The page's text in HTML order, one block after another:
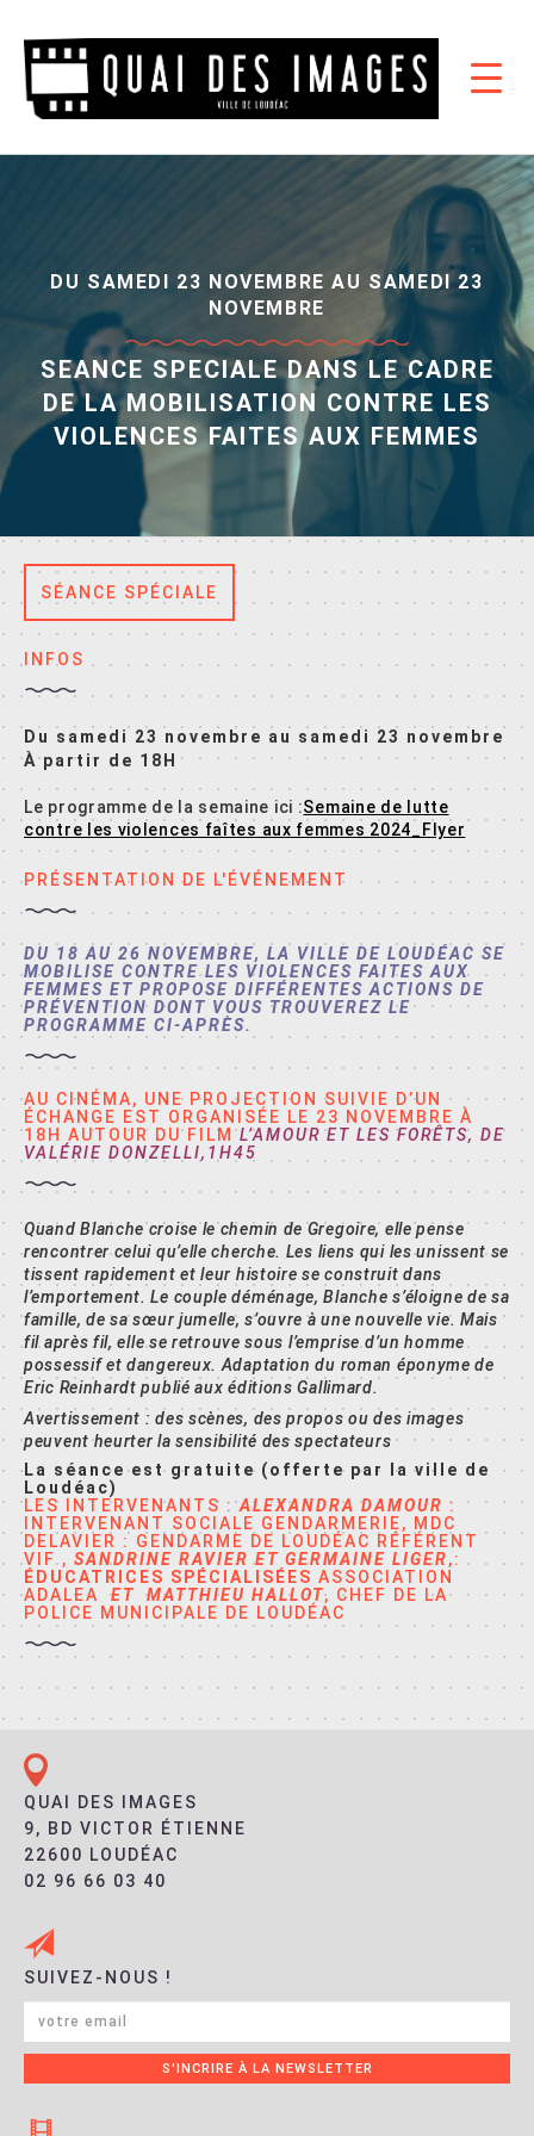
DU SAMEDI 23 NOVEMBRE AU SAMEDI 23
NOVEMBRE
SEANCE SPECIALE DANS LE CADRE
DE LA MOBILISATION CONTRE LES
VIOLENCES FAITES AUX FEMMES
SÉANCE SPÉCIALE
INFOS
Du samedi 23 novembre au samedi 23 novembre
À partir de 18H
Le programme de la semaine ici :Semaine de lutte
contre les violences faîtes aux femmes 2024_Flyer
PRÉSENTATION DE L'ÉVÉNEMENT
DU 18 AU 26 NOVEMBRE, LA VILLE DE LOUDÉAC SE
MOBILISE CONTRE LES VIOLENCES FAITES AUX
FEMMES ET PROPOSE DIFFÉRENTES ACTIONS DE
PRÉVENTION DONT VOUS TROUVEREZ LE
PROGRAMME CI-APRÈS.
AU CINÉMA, UNE PROJECTION SUIVIE D’UN
ÉCHANGE EST ORGANISÉE LE 23 NOVEMBRE À
18H AUTOUR DU FILM L’AMOUR ET LES FORÊTS, DE
VALÉRIE DONZELLI,1H45
Quand Blanche croise le chemin de Gregoire, elle pense
rencontrer celui qu’elle cherche. Les liens qui les unissent se
tissent rapidement et leur histoire se construit dans
l’emportement. Le couple déménage, Blanche s’éloigne de sa
famille, de sa sœur jumelle, s’ouvre à une nouvelle vie. Mais
fil après fil, elle se retrouve sous l’emprise d’un homme
possessif et dangereux. Adaptation du roman éponyme de
Eric Reinhardt publié aux éditions Gallimard.
Avertissement : des scènes, des propos ou des images
peuvent heurter la sensibilité des spectateurs
La séance est gratuite (offerte par la ville de
Loudéac)
LES INTERVENANTS :ALEXANDRA DAMOUR :
INTERVENANT SOCIALE GENDARMERIE, MDC
DELAVIER : GENDARME DE LOUDÉAC RÉFÉRENT
VIF , SANDRINE RAVIER ET GERMAINE LIGER,:
ÉDUCATRICES SPÉCIALISÉES ASSOCIATION
ADALEAET MATTHIEU HALLOT, CHEF DE LA
POLICE MUNICIPALE DE LOUDÉAC
QUAI DES IMAGES
9, BD VICTOR ÉTIENNE
22600 LOUDÉAC
02 96 66 03 40
SUIVEZ-NOUS !